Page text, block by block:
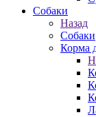
Собаки
Назад
Собаки
Корма